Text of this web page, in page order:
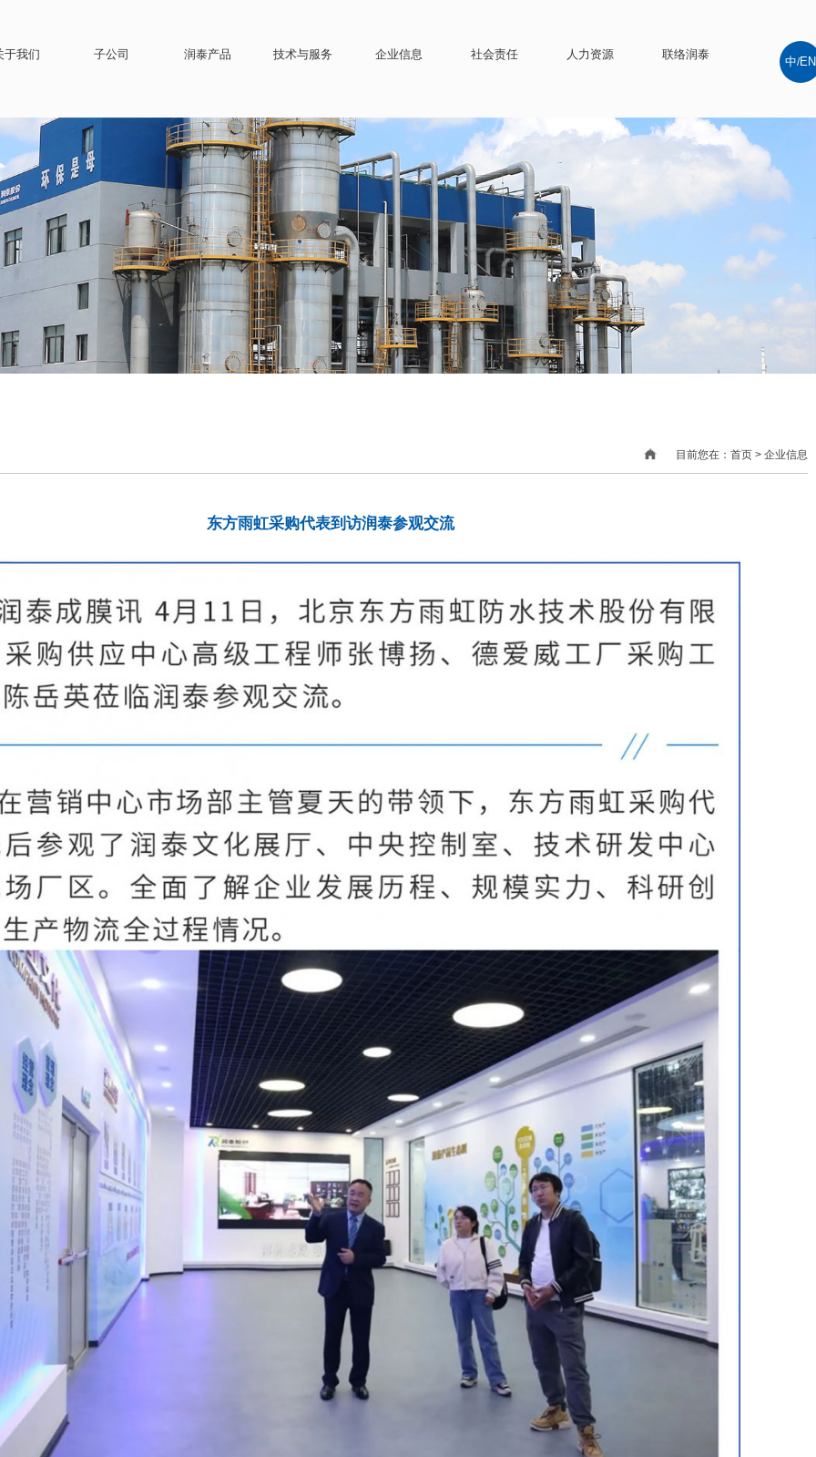
于我们 子公司 润泰产品 技术与服务 企业信息 社会责任 人力资源 联络润泰
中/EN
目前您在：首页 > 企业信息
东方雨虹采购代表到访润泰参观交流